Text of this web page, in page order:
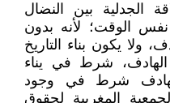
الجدلية بين النضال
نفس الوقت؛ لأنه بدون
ولا يكون بناء التاريخ
الهادف، شرط في يناء
الهادف شرط في وجود
المغربية لحقوق